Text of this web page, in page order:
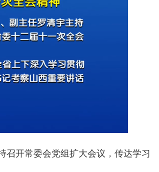
召开常委会党组扩大会议，传达学习